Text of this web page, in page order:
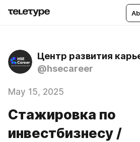
Центр развития
@hsecareer
May 15, 2025
Стажировка по
инвестбизнесу /